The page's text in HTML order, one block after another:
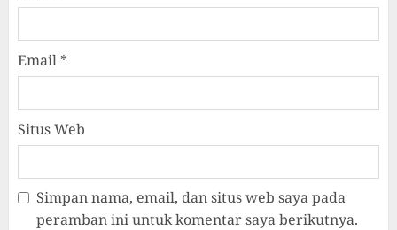
Email *
Situs Web
Simpan nama, email, dan situs web saya pada
peramban ini untuk komentar saya berikutnya.